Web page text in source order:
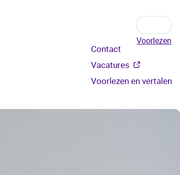
Voorlezen
Secundair
menu
Contact
Vacatures
Voorlezen en vertalen